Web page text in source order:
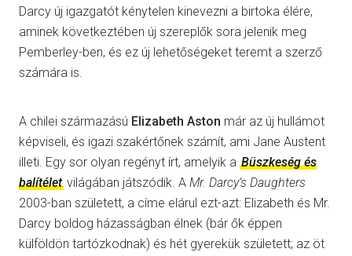
Darcy új igazgatót kénytelen kinevezni a birtoka élére,
aminek következtében új szereplők sora jelenik meg
Pemberley-ben, és ez új lehetőségeket teremt a szerző
számára is.
A chilei származású Elizabeth Aston már az új hullámot
képviseli, és igazi szakértőnek számít, ami Jane Austent
illeti. Egy sor olyan regényt írt, amelyik a Büszkeség és
balítélet világában játszódik. A Mr. Darcy’s Daughters
2003-ban született, a címe elárul ezt-azt: Elizabeth és Mr.
Darcy boldog házasságban élnek (bár ők éppen
külföldön tartózkodnak) és hét gyerekük született; az öt